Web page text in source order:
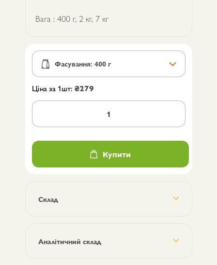
Вага : 400 г, 2 кг, 7 кг
Ціна за 1шт: ₴279
Сухий
для
йоркширських
тер'єрів
Brit
Mini
Купити
Склад
Аналітичний склад